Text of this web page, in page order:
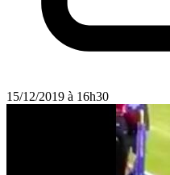
15/12/2019 à 16h30